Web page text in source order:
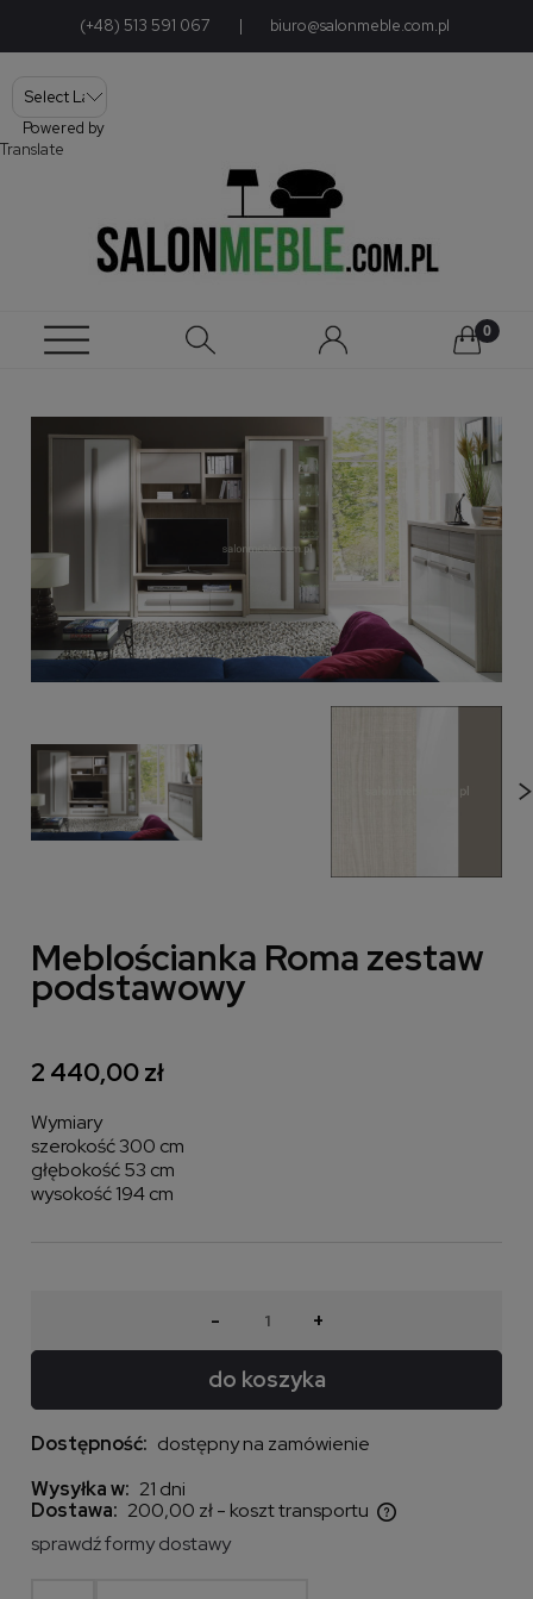
(+48) 513 591 067 | biuro@salonmeble.com.pl
Powered by
Translate
Meblościanka Roma zestaw
podstawowy
2 440,00 zł
Wymiary
szerokość 300 cm
głębokość 53 cm
wysokość 194 cm
- +
do koszyka
Dostępność: dostępny na zamówienie
Wysyłka w: 21 dni
Dostawa: 200,00 zł- koszt transportu
Cena nie zawiera ewentualnych kosztów płatności
sprawdź formy dostawy